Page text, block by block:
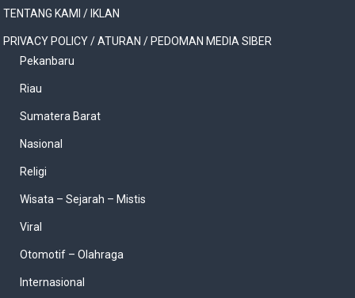
TENTANG KAMI / IKLAN
PRIVACY POLICY / ATURAN / PEDOMAN MEDIA SIBER
Pekanbaru
Riau
Sumatera Barat
Nasional
Religi
Wisata – Sejarah – Mistis
Viral
Otomotif – Olahraga
Internasional